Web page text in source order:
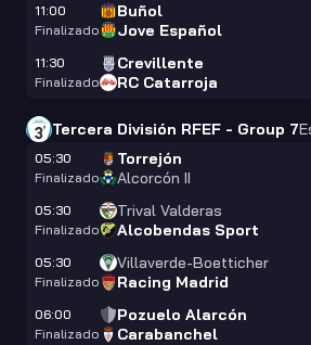
11:00
Finalizado
Buñol
Jove Español
11:30
Finalizado
Crevillente
RC Catarroja
Tercera División RFEF - Group 7
05:30
Finalizado
Torrejón
Alcorcón II
05:30
Finalizado
Trival Valderas
Alcobendas Sport
05:30
Finalizado
Villaverde-Boetticher
Racing Madrid
06:00
Finalizado
Pozuelo Alarcón
Carabanchel